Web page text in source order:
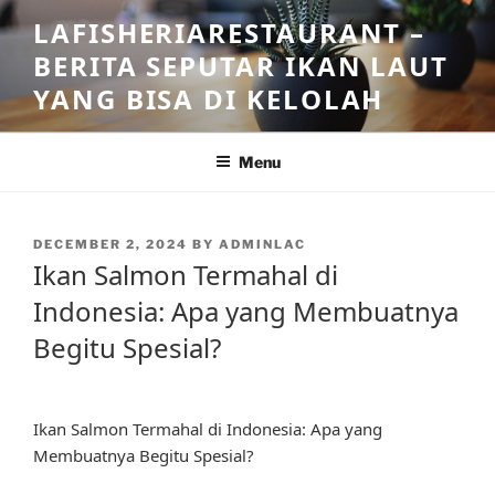
Skip
to
content
LAFISHERIARESTAURANT –
BERITA SEPUTAR IKAN LAUT
YANG BISA DI KELOLAH
Menu
POSTED
ON
DECEMBER 2, 2024 BY ADMINLAC
Ikan Salmon Termahal di
Indonesia: Apa yang Membuatnya
Begitu Spesial?
Ikan Salmon Termahal di Indonesia: Apa yang
Membuatnya Begitu Spesial?